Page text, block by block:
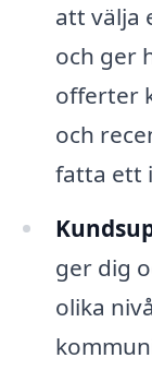
att välja
och ger
offerter
och
fatta ett
ger dig
olika